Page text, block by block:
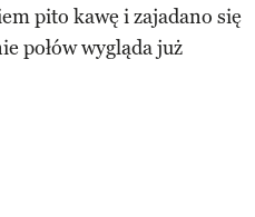
pito kawę i zajadano się
połów wygląda już